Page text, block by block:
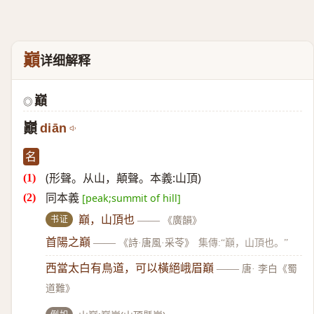
巔详细解释
◎ 巔
巓 diān
名
(形聲。从山，顛聲。本義:山頂)
同本義 [peak;summit of hill]
书证 巔，山頂也 —— 《廣韻》
首陽之巔 —— 《詩·唐風·采苓》 集傳:“巔，山頂也。”
西當太白有鳥道，可以橫絕峨眉巔 —— 唐· 李白《蜀
道難》